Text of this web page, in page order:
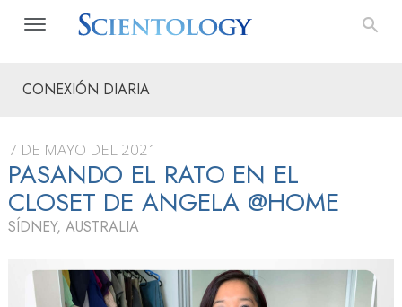
CONEXIÓN DIARIA
7 DE MAYO DEL 2021
PASANDO EL RATO EN EL
CLOSET DE ANGELA @HOME
SÍDNEY, AUSTRALIA